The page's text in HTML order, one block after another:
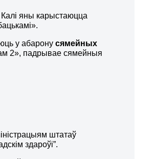
Калі яны карыстаюцца
у абаронусямейных
2», падрывае сямейныя
штатаў
здароўі”.